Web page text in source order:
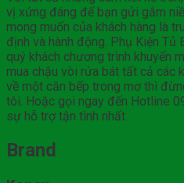
vị xứng đáng để bạn gửi gắm
mong muốn của khách hàng là
định và hành động. Phụ Kiện Tủ
quý khách chương trình khuyến
mua chậu vòi rửa bát tất cả các
về một căn bếp trong mơ thì
tôi. Hoặc gọi ngay đến Hotline
sự hỗ trợ tận tình nhất.
Brand